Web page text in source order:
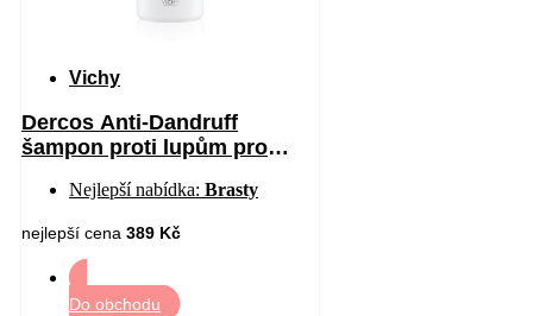
Vichy
Dercos Anti-Dandruff
šampon proti lupům pro
Nejlepší nabídka: Brasty
nejlepší cena 389 Kč
Do obchodu